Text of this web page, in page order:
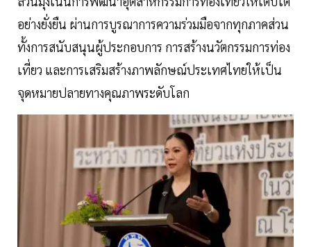
อย่างยั่งยืน ผ่านการบูรณาการความร่วมมือจากทุกภาคส่วน
ทั้งการสนับสนุนผู้ประกอบการ การสร้างนวัตกรรมการท่อง
เที่ยว และการเสริมสร้างภาพลักษณ์ประเทศไทยให้เป็น
จุดหมายปลายทางคุณภาพระดับโลก